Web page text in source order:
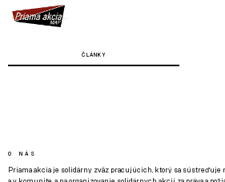
ČLÁNKY
O NÁS
Priama akcia je solidárny zväz pracujúcich, ktorý sa sústreďuje